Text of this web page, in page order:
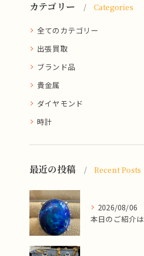
カテゴリー Categories
全てのカテゴリー
出張買取
ブランド品
貴金属
ダイヤモンド
時計
最近の投稿 Recent Posts
2026/08/06
本日のご紹介は